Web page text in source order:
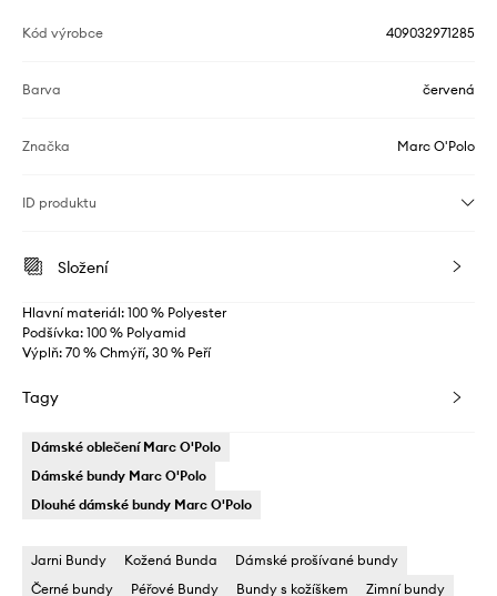
Kód výrobce 409032971285
Barva červená
Značka Marc O'Polo
ID produktu
Složení
Hlavní materiál: 100 % Polyester
Podšívka: 100 % Polyamid
Výplň: 70 % Chmýří, 30 % Peří
Tagy
Dámské oblečení Marc O'Polo
Dámské bundy Marc O'Polo
Dlouhé dámské bundy Marc O'Polo
Jarni Bundy Kožená Bunda
Dámské prošívané bundy
Černé bundy
Péřové Bundy Bundy s kožíškem Zimní bundy